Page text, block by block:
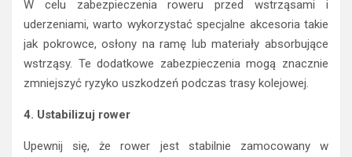
W celu zabezpieczenia roweru przed wstrząsami i
uderzeniami, warto wykorzystać specjalne akcesoria takie
jak pokrowce, osłony na ramę lub materiały absorbujące
wstrząsy. Te dodatkowe zabezpieczenia mogą znacznie
zmniejszyć ryzyko uszkodzeń podczas trasy kolejowej.
4. Ustabilizuj rower
Upewnij się, że rower jest stabilnie zamocowany w